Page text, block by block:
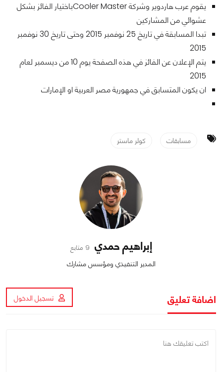
يقوم عرب هاردوير وشركة Cooler Masterباختيار الفائز بشكل
عشوائي من المشاركين
تبدا المسابقة في تاريخ 25 نوفمبر 2015 وحتى تاريخ 30 نوفمبر
2015
يتم الإعلان عن الفائز في هذه الصفحة يوم 10 من ديسمبر لعام
2015
ان يكون المتسابق في جمهورية مصر العربية او الإمارات
مسابقات كولر ماستر
إبراهيم حمدي 9 متابع
المدير التنفيذي ومؤسس مشارك
اضافة تعليق تسجيل الدخول